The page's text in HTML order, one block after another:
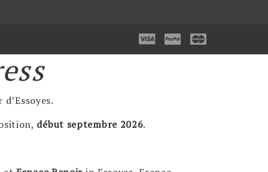
début septembre 2026.